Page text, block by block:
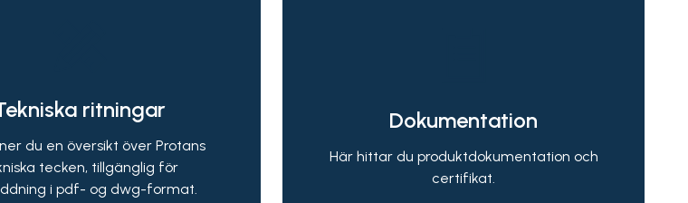
ritningar
du en översikt över Protans
tecken, tillgänglig för
i pdf- og dwg-format.
Dokumentation
Här hittar du produktdokumentation och
certifikat.